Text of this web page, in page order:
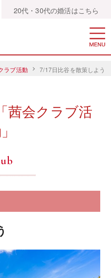
20代・30代の婚活はこちら
ラブ活動 7/17日比谷を散策しよう
茜会クラブ活